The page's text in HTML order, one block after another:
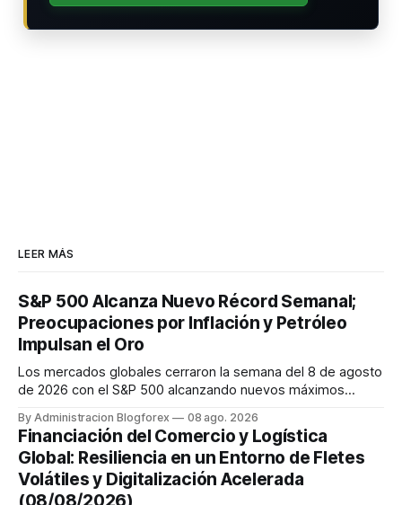
LEER MÁS
S&P 500 Alcanza Nuevo Récord Semanal;
Preocupaciones por Inflación y Petróleo
Impulsan el Oro
Los mercados globales cerraron la semana del 8 de agosto
de 2026 con el S&P 500 alcanzando nuevos máximos
renta fija vio una caída en los rendimientos del Tesoro de
EE. UU. tras un informe de empleo más débil. El petróleo se
mantuvo al ...
By Administracion Blogforex 08 ago. 2026
Financiación del Comercio y Logística
Global: Resiliencia en un Entorno de Fletes
Volátiles y Digitalización Acelerada